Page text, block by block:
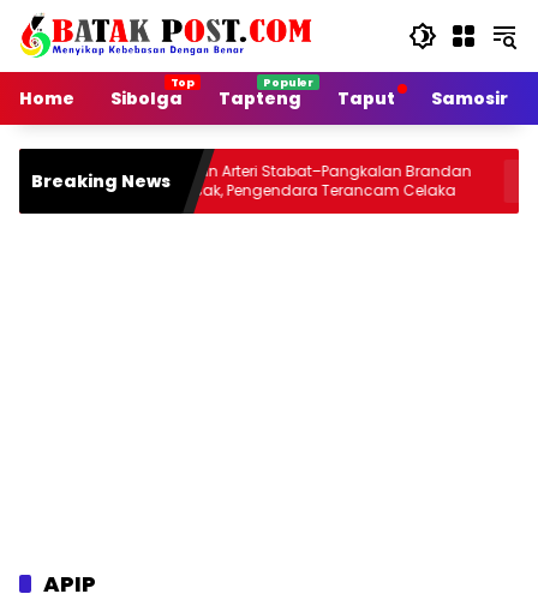
Langsung
konten
Home
Sibolga Tapteng Taput Samosir
Breaking News
Jalan Arteri Stabat–Pangkalan Brandan
Rusak, Pengendara Terancam Celaka
Siang Ini
APIP